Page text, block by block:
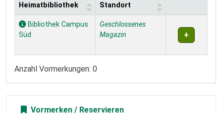
Exemplare
Heimatbibliothek Standort
Bibliothek Campus
Süd
Geschlossenes
Magazin
Anzahl Vormerkungen: 0
Vormerken